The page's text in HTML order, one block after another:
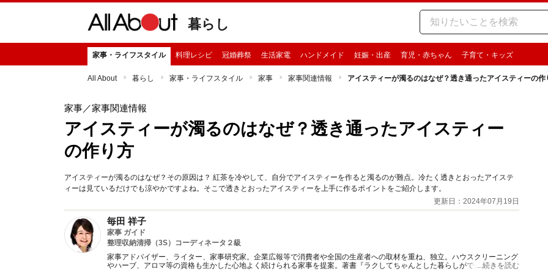
暮らし
家事・ライフスタイル 料理レシピ 冠婚葬祭 生活家電 ハンドメイド 妊娠・出産 育児・赤ちゃん 子育て・キッズ
All About 暮らし 家事・ライフスタイル 家事 家事関連情報 アイスティーが濁るのはなぜ？透き通ったアイスティーの作
家事／家事関連情報
アイスティーが濁るのはなぜ？透き通ったアイスティー
の作り方
アイスティーが濁るのはなぜ？その原因は？ 紅茶を冷やして、自分でアイスティーを作ると濁るのが難点。冷たく透きとおったアイステ
ィーは見ているだけでも涼やかですよね。そこで透きとおったアイスティーを上手に作るポイントをご紹介します。
更新日：2024年07月19日
毎田 祥子
家事 ガイド
整理収納清掃（3S）コーディネータ２級
家事アドバイザー、ライター、家事研究家。企業広報等で消費者や全国の生産者への取材を重ね、独立。ハウスクリーニング
やハーブ、アロマ等の資格も生かした心地よく続けられる家事を提案。著書『ラクしてちゃんとした暮らしができる“朝だけ
...続きを読む